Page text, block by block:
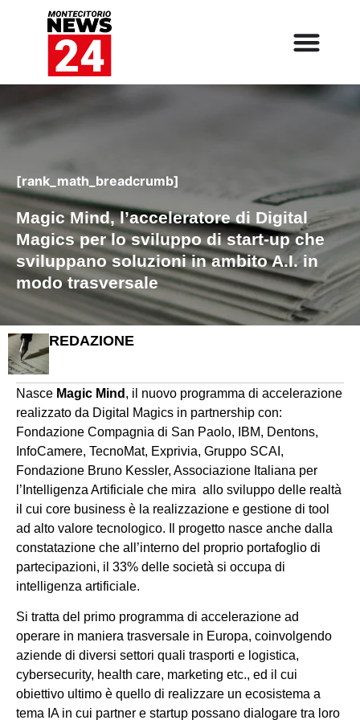
[rank_math_breadcrumb]
Magic Mind, l’acceleratore di Digital
Magics per lo sviluppo di start-up che
sviluppano soluzioni in ambito A.I. in
modo trasversale
REDAZIONE
Nasce Magic Mind , il nuovo programma di accelerazione
realizzato da Digital Magics in partnership con:
Fondazione Compagnia di San Paolo, IBM, Dentons,
InfoCamere, TecnoMat, Exprivia, Gruppo SCAI,
Fondazione Bruno Kessler, Associazione Italiana per
l’Intelligenza Artificiale che mira allo sviluppo delle realtà
il cui core business è la realizzazione e gestione di tool
ad alto valore tecnologico. Il progetto nasce anche dalla
constatazione che all’interno del proprio portafoglio di
partecipazioni, il 33% delle società si occupa di
intelligenza artificiale.
Si tratta del primo programma di accelerazione ad
operare in maniera trasversale in Europa, coinvolgendo
aziende di diversi settori quali trasporti e logistica,
cybersecurity, health care, marketing etc., ed il cui
obiettivo ultimo è quello di realizzare un ecosistema a
tema IA in cui partner e startup possano dialogare tra loro